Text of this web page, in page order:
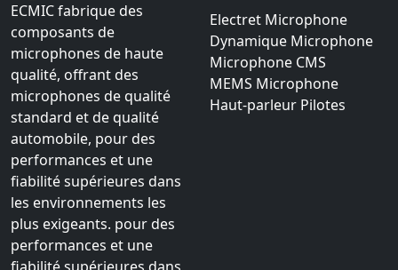
ECMIC fabrique des
composants de
microphones de haute
qualité, offrant des
microphones de qualité
standard et de qualité
automobile, pour des
performances et une
fiabilité supérieures dans
les environnements les
plus exigeants. pour des
performances et une
Electret Microphone
Dynamique Microphone
Microphone CMS
MEMS Microphone
Haut-parleur Pilotes